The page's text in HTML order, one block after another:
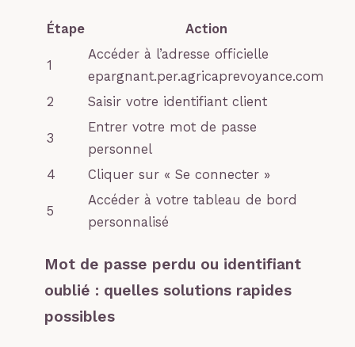
Étape Action
1
Accéder à l’adresse officielle
epargnant.per.agricaprevoyance.com
2
Saisir votre identifiant client
3
Entrer votre mot de passe
personnel
4
Cliquer sur « Se connecter »
5
Accéder à votre tableau de bord
personnalisé
Mot de passe perdu ou identifiant
oublié : quelles solutions rapides
possibles